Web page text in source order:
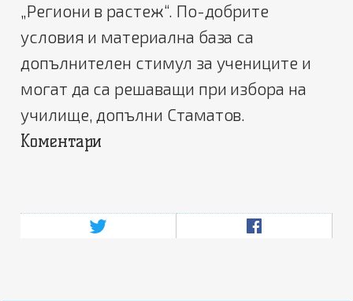
„Региони в растеж“. По-добрите
условия и материална база са
допълнителен стимул за учениците и
могат да са решаващи при избора на
училище, допълни Стаматов.
Коментари